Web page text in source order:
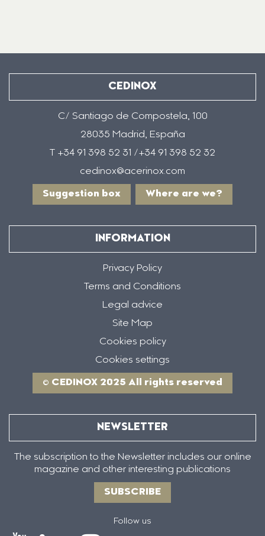
CEDINOX
C/ Santiago de Compostela, 100
28035 Madrid, España
T +34 91 398 52 31 /+34 91 398 52 32
cedinox@acerinox.com
Suggestion box Where are we?
INFORMATION
Privacy Policy
Terms and Conditions
Legal advice
Site Map
Cookies policy
Cookies settings
© CEDINOX 2025 All rights reserved
NEWSLETTER
The subscription to the Newsletter includes our online
magazine and other interesting publications
SUBSCRIBE
Follow us